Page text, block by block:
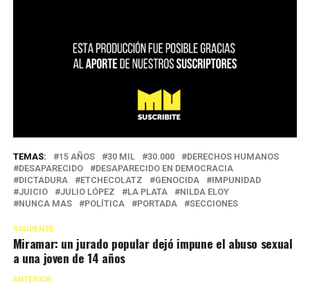
TEMAS: 15 AÑOS 30 MIL 30.000
DERECHOS HUMANOS
DESAPARECIDO
DESAPARECIDO EN DEMOCRACIA
DICTADURA
ETCHECOLATZ GENOCIDA
IMPUNIDAD
JUICIO
JULIO LÓPEZ LA PLATA
NILDA ELOY
NUNCA MAS
POLÍTICA PORTADA SECCIONES
SIGUIENTE
Miramar: un jurado popular dejó impune el abuso sexual
a una joven de 14 años
ANTERIOR